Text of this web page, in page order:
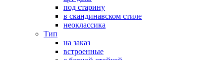
под старину
в скандинавском стиле
неоклассика
Тип
на заказ
встроенные